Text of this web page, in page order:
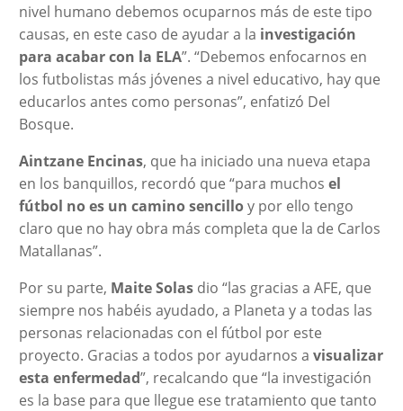
nivel humano debemos ocuparnos más de este tipo
causas, en este caso de ayudar a la investigación
para acabar con la ELA”. “Debemos enfocarnos en
los futbolistas más jóvenes a nivel educativo, hay que
educarlos antes como personas”, enfatizó Del
Bosque.
Aintzane Encinas, que ha iniciado una nueva etapa
en los banquillos, recordó que “para muchos el
fútbol no es un camino sencilloy por ello tengo
claro que no hay obra más completa que la de Carlos
Matallanas”.
Por su parte, Maite Solasdio “las gracias a AFE, que
siempre nos habéis ayudado, a Planeta y a todas las
personas relacionadas con el fútbol por este
proyecto. Gracias a todos por ayudarnos a visualizar
esta enfermedad”, recalcando que “la investigación
es la base para que llegue ese tratamiento que tanto